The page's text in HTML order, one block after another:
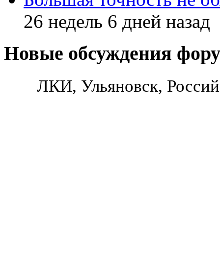
26 недель 6 дней назад
Новые обсуждения
ЛКИ, Ульяновск,